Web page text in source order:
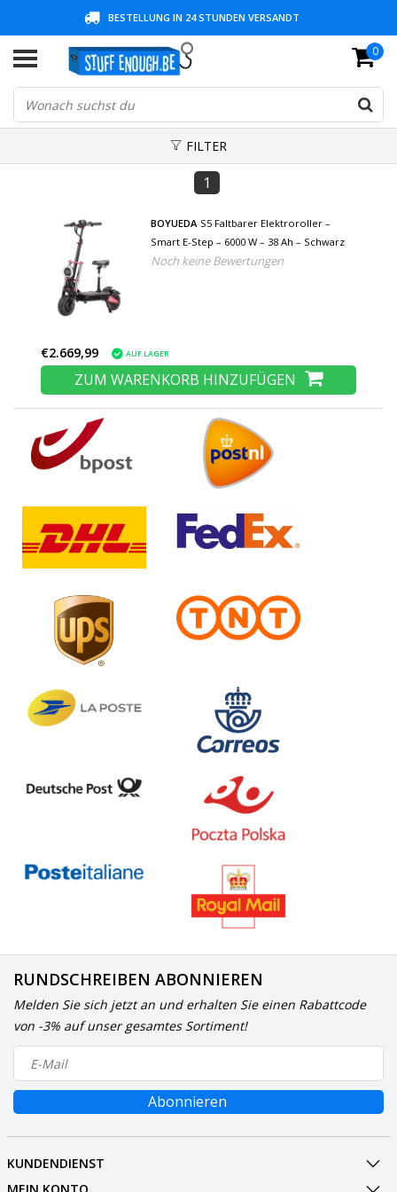
BESTELLUNG IN 24 STUNDEN VERSANDT
30 TAGE RÜCKZUGSZEIT + 3 JAHRE GARANTIE
NIEDRIGE PREISE UND GROSSE AUSWAHL
0
FILTER
1
BOYUEDA S5 Faltbarer Elektroroller –
Smart E-Step – 6000 W – 38 Ah – Schwarz
Noch keine Bewertungen
€2.669,99 AUF LAGER
ZUM WARENKORB HINZUFÜGEN
RUNDSCHREIBEN ABONNIEREN
Melden Sie sich jetzt an und erhalten Sie einen Rabattcode
von -3% auf unser gesamtes Sortiment!
Abonnieren
KUNDENDIENST